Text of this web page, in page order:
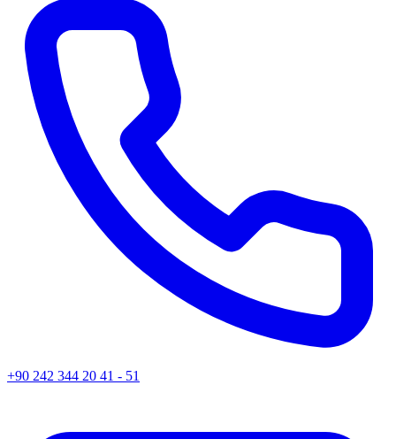
+90 242 344 20 41 - 51